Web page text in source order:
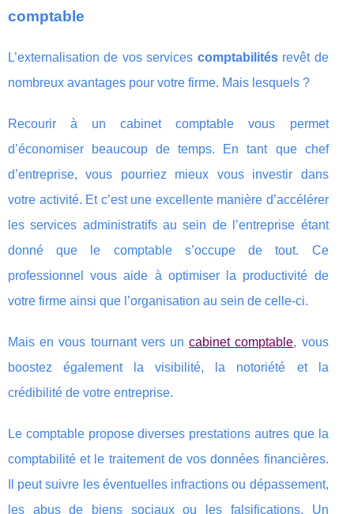
comptable
L’externalisation de vos services comptabilitésrevêt de
nombreux avantages pour votre firme. Mais lesquels ?
Recourir à un cabinet comptable vous permet
d’économiser beaucoup de temps. En tant que chef
d’entreprise, vous pourriez mieux vous investir dans
votre activité. Et c’est une excellente manière d’accélérer
les services administratifs au sein de l’entreprise étant
donné que le comptable s’occupe de tout. Ce
professionnel vous aide à optimiser la productivité de
votre firme ainsi que l’organisation au sein de celle-ci.
Mais en vous tournant vers uncabinet comptable, vous
boostez également la visibilité, la notoriété et la
crédibilité de votre entreprise.
Le comptable propose diverses prestations autres que la
comptabilité et le traitement de vos données financières.
Il peut suivre les éventuelles infractions ou dépassement,
les abus de biens sociaux ou les falsifications. Un